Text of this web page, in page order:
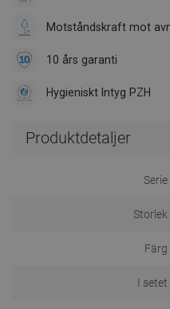
Motståndskraft mot
10 års garanti
Hygieniskt Intyg PZH
Produktdetaljer
Serie
Storlek
Färg
I setet